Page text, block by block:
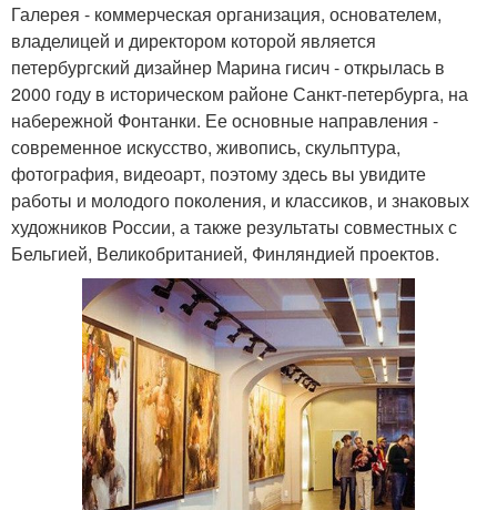
Галерея - коммерческая организация, основателем,
владелицей и директором которой является
петербургский дизайнер Марина гисич - открылась в
2000 году в историческом районе Санкт-петербурга, на
набережной Фонтанки. Ее основные направления -
современное искусство, живопись, скульптура,
фотография, видеоарт, поэтому здесь вы увидите
работы и молодого поколения, и классиков, и знаковых
художников России, а также результаты совместных с
Бельгией, Великобританией, Финляндией проектов.